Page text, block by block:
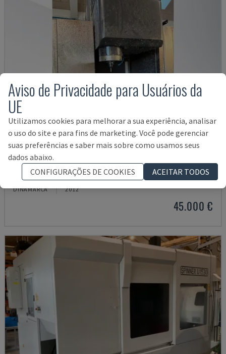
VTC 300C II
MAZAK - CENTRO DE MAQUINAÇÃO VERTICAL
DINAMARCA 2012
45.000 €
Aviso de Privacidade para Usuários da
UE
Utilizamos cookies para melhorar a sua experiência, analisar
o uso do site e para fins de marketing. Você pode gerenciar
suas preferências e saber mais sobre como usamos seus
dados abaixo.
CONFIGURAÇÕES DE COOKIES
ACEITAR TODOS